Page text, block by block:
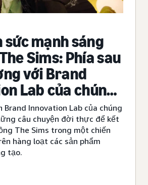
sức mạnh sáng
Sims: Phía sau
với Brand
Lab của chúng
Brand Innovation Lab của chúng
câu chuyện đời thực để kết
The Sims trong một chiến
hàng loạt các sản phẩm
tạo.